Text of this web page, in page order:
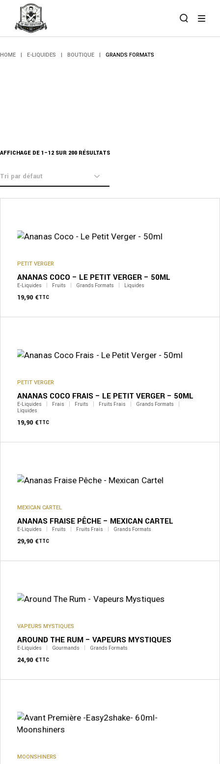
content
HOME E-LIQUIDES BOUTIQUE GRANDS FORMATS
AFFICHAGE DE 1–12 SUR 200 RÉSULTATS
PETIT VERGER
ANANAS COCO – LE PETIT VERGER – 50ML
E-Liquides Fruits Grands Formats Liquides
19,90 €TTC
PETIT VERGER
ANANAS COCO FRAIS – LE PETIT VERGER – 50ML
E-Liquides Frais Fruits Fruits Frais
Grands Formats
Liquides
19,90 €TTC
MEXICAN CARTEL
ANANAS FRAISE PÊCHE – MEXICAN CARTEL
E-Liquides Fruits Fruits Frais Grands Formats
29,90 €TTC
VAPEURS MYSTIQUES
AROUND THE RUM – VAPEURS MYSTIQUES
E-Liquides Gourmands Grands Formats
24,90 €TTC
MOONSHINERS